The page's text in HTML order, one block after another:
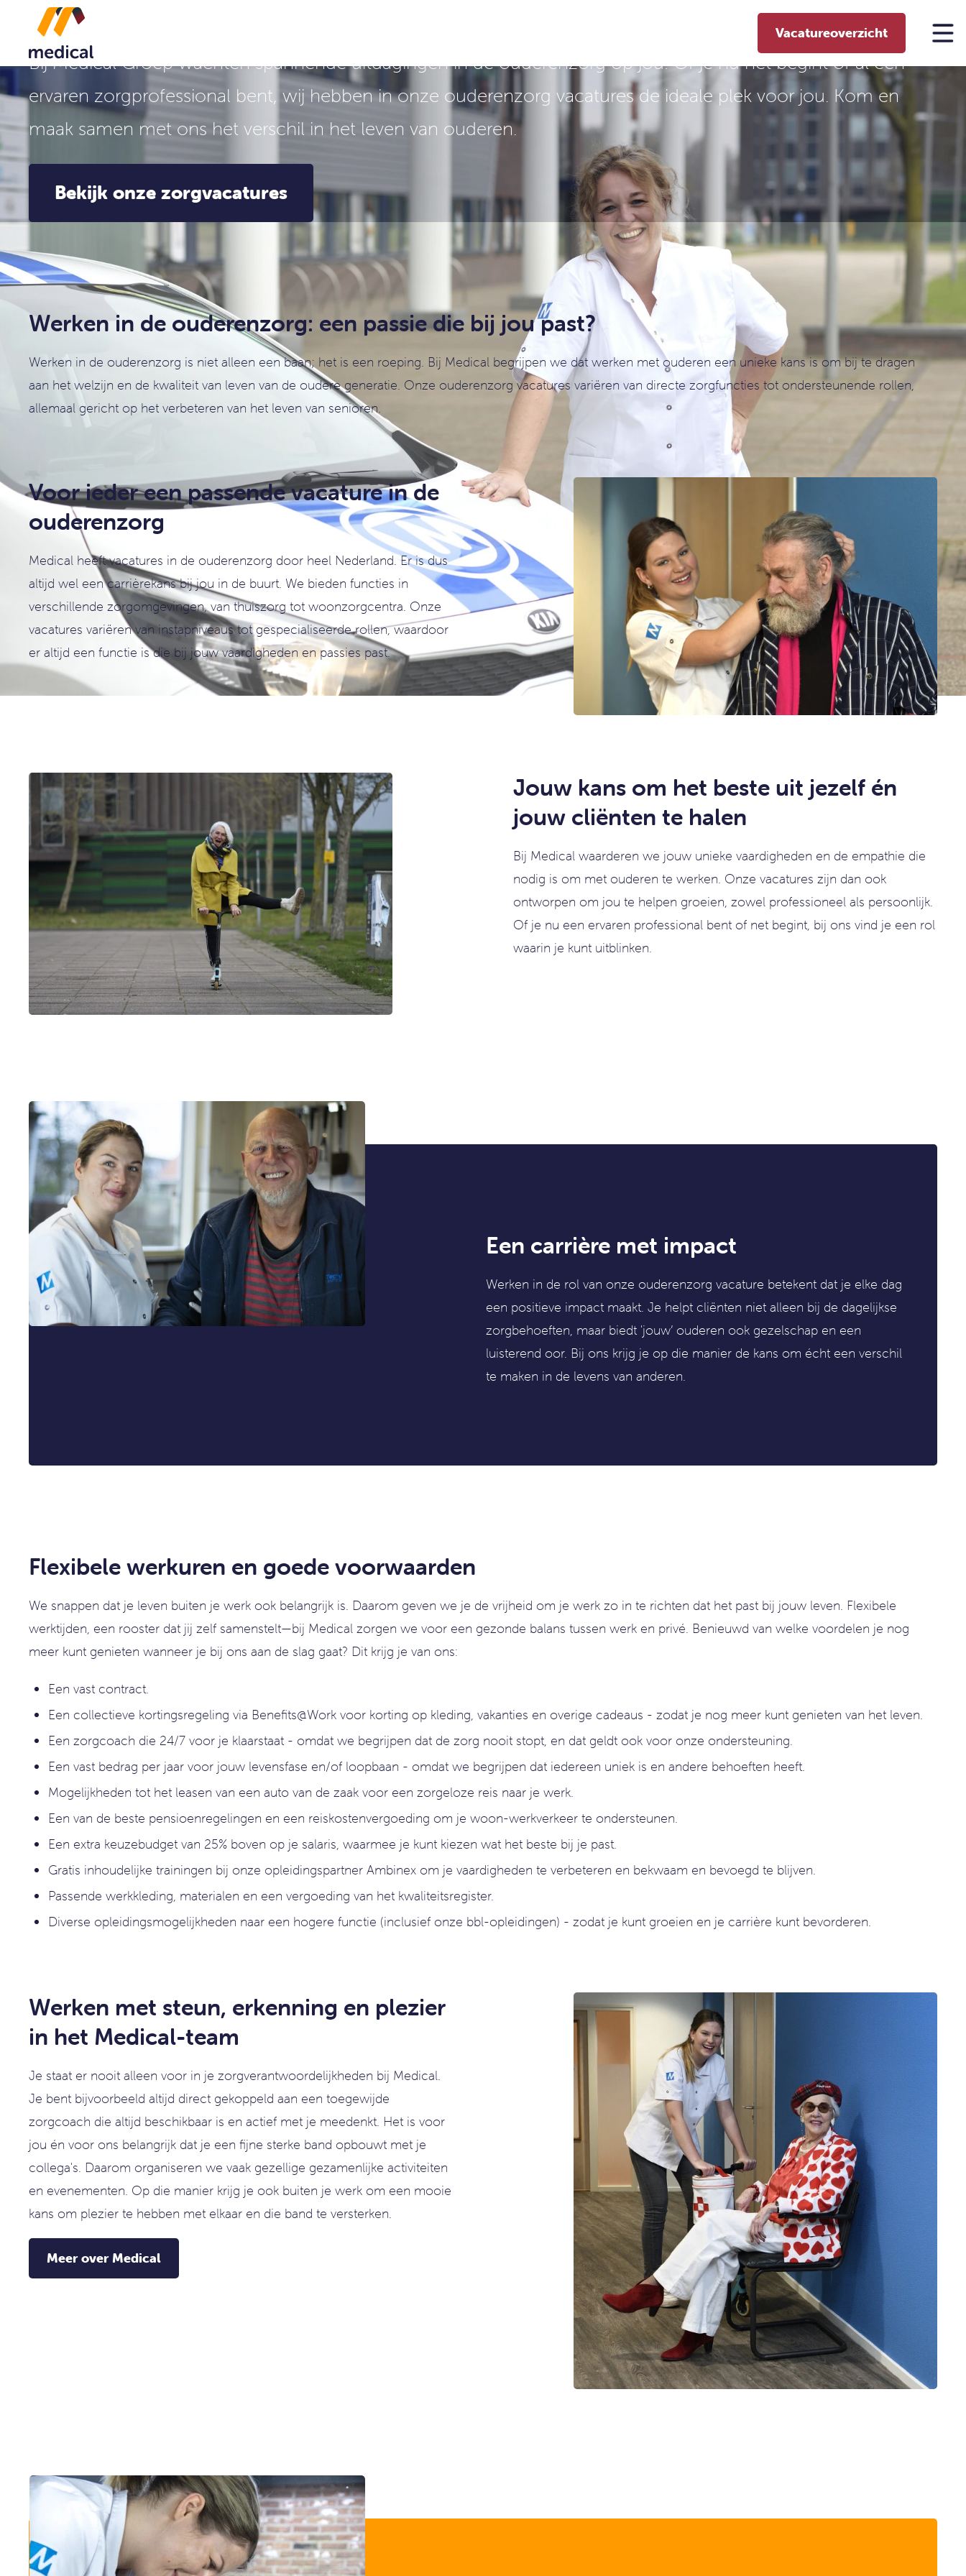
Vacatureoverzicht
Vind jouw droombaan in één van onze ouderenzorg vacatures
Bij Medical Groep wachten spannende uitdagingen in de ouderenzorg op jou! Of je nu net begint of al een
ervaren zorgprofessional bent, wij hebben in onze ouderenzorg vacatures de ideale plek voor jou. Kom en
maak samen met ons het verschil in het leven van ouderen.
Bekijk onze zorgvacatures
Werken in de ouderenzorg: een passie die bij jou past?
Werken in de ouderenzorg is niet alleen een baan; het is een roeping. Bij Medical begrijpen we dat werken met ouderen een unieke kans is om bij te dragen
aan het welzijn en de kwaliteit van leven van de oudere generatie. Onze ouderenzorg vacatures variëren van directe zorgfuncties tot ondersteunende rollen,
allemaal gericht op het verbeteren van het leven van senioren.
Voor ieder een passende vacature in de
ouderenzorg
Medical heeft vacatures in de ouderenzorg door heel Nederland. Er is dus
altijd wel een carrièrekans bij jou in de buurt. We bieden functies in
verschillende zorgomgevingen, van thuiszorg tot woonzorgcentra. Onze
vacatures variëren van instapniveaus tot gespecialiseerde rollen, waardoor
er altijd een functie is die bij jouw vaardigheden en passies past.
Jouw kans om het beste uit jezelf én
jouw cliënten te halen
Bij Medical waarderen we jouw unieke vaardigheden en de empathie die
nodig is om met ouderen te werken. Onze vacatures zijn dan ook
ontworpen om jou te helpen groeien, zowel professioneel als persoonlijk.
Of je nu een ervaren professional bent of net begint, bij ons vind je een rol
waarin je kunt uitblinken.
Een carrière met impact
Werken in de rol van onze ouderenzorg vacature betekent dat je elke dag
een positieve impact maakt. Je helpt cliënten niet alleen bij de dagelijkse
zorgbehoeften, maar biedt 'jouw’ ouderen ook gezelschap en een
luisterend oor. Bij ons krijg je op die manier de kans om écht een verschil
te maken in de levens van anderen.
Flexibele werkuren en goede voorwaarden
We snappen dat je leven buiten je werk ook belangrijk is. Daarom geven we je de vrijheid om je werk zo in te richten dat het past bij jouw leven. Flexibele
werktijden, een rooster dat jij zelf samenstelt—bij Medical zorgen we voor een gezonde balans tussen werk en privé. Benieuwd van welke voordelen je nog
meer kunt genieten wanneer je bij ons aan de slag gaat? Dit krijg je van ons:
Een vast contract.
Een collectieve kortingsregeling via Benefits@Work voor korting op kleding, vakanties en overige cadeaus - zodat je nog meer kunt genieten van het leven.
Een zorgcoach die 24/7 voor je klaarstaat - omdat we begrijpen dat de zorg nooit stopt, en dat geldt ook voor onze ondersteuning.
Een vast bedrag per jaar voor jouw levensfase en/of loopbaan - omdat we begrijpen dat iedereen uniek is en andere behoeften heeft.
Mogelijkheden tot het leasen van een auto van de zaak voor een zorgeloze reis naar je werk.
Een van de beste pensioenregelingen en een reiskostenvergoeding om je woon-werkverkeer te ondersteunen.
Een extra keuzebudget van 25% boven op je salaris, waarmee je kunt kiezen wat het beste bij je past.
Gratis inhoudelijke trainingen bij onze opleidingspartner Ambinex om je vaardigheden te verbeteren en bekwaam en bevoegd te blijven.
Passende werkkleding, materialen en een vergoeding van het kwaliteitsregister.
Diverse opleidingsmogelijkheden naar een hogere functie (inclusief onze bbl-opleidingen) - zodat je kunt groeien en je carrière kunt bevorderen.
Werken met steun, erkenning en plezier
in het Medical-team
Je staat er nooit alleen voor in je zorgverantwoordelijkheden bij Medical.
Je bent bijvoorbeeld altijd direct gekoppeld aan een toegewijde
zorgcoach die altijd beschikbaar is en actief met je meedenkt. Het is voor
jou én voor ons belangrijk dat je een fijne sterke band opbouwt met je
collega's. Daarom organiseren we vaak gezellige gezamenlijke activiteiten
en evenementen. Op die manier krijg je ook buiten je werk om een mooie
kans om plezier te hebben met elkaar en die band te versterken.
Meer over Medical